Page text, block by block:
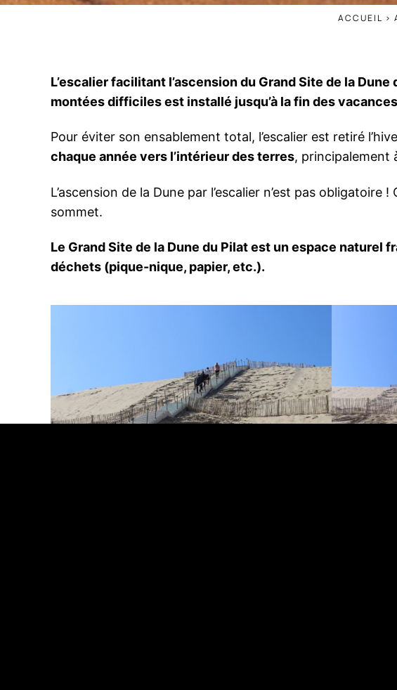
ACCUEIL >
L’escalier facilitant l’ascension du Grand Site de la
montées difficiles est installé jusqu’à la fin des
Pour éviter son ensablement total, l’escalier est retiré
chaque année vers l’intérieur des terres, principalement
L’ascension de la Dune par l’escalier n’est pas
sommet.
Le Grand Site de la Dune du Pilat est un espace naturel
déchets (pique-nique, papier, etc.).